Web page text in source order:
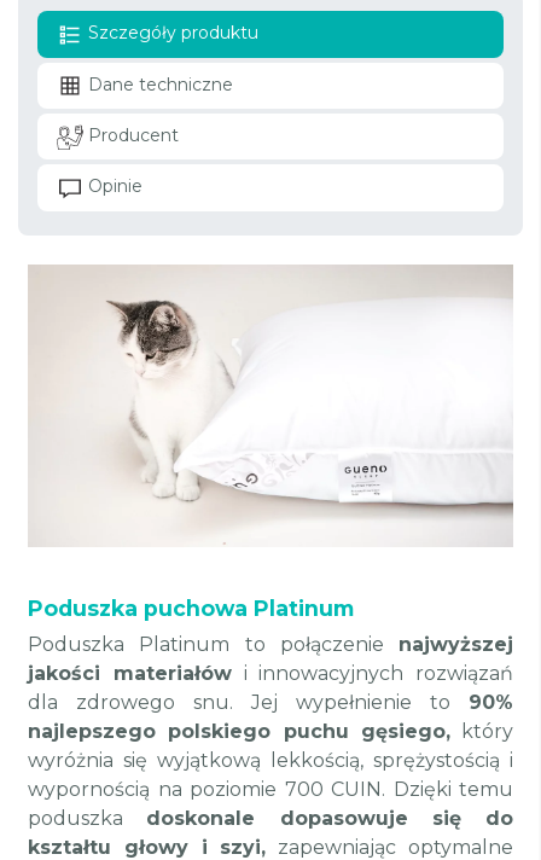
Szczegóły produktu
Dane techniczne
Producent
Opinie
Poduszka puchowa Platinum
Poduszka Platinum to połączenie najwyższej
jakości materiałówi innowacyjnych rozwiązań
dla zdrowego snu. Jej wypełnienie to 90%
najlepszego polskiego puchu gęsiego,który
wyróżnia się wyjątkową lekkością, sprężystością i
wypornością na poziomie 700 CUIN. Dzięki temu
poduszka doskonale dopasowuje się do
kształtu głowy i szyi, zapewniając optymalne